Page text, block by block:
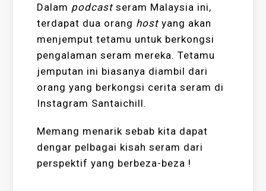
Dalam podcast seram Malaysia ini,
terdapat dua orang hostyang akan
menjemput tetamu untuk berkongsi
pengalaman seram mereka. Tetamu
jemputan ini biasanya diambil dari
orang yang berkongsi cerita seram di
Instagram Santaichill.
Memang menarik sebab kita dapat
dengar pelbagai kisah seram dari
perspektif yang berbeza-beza !